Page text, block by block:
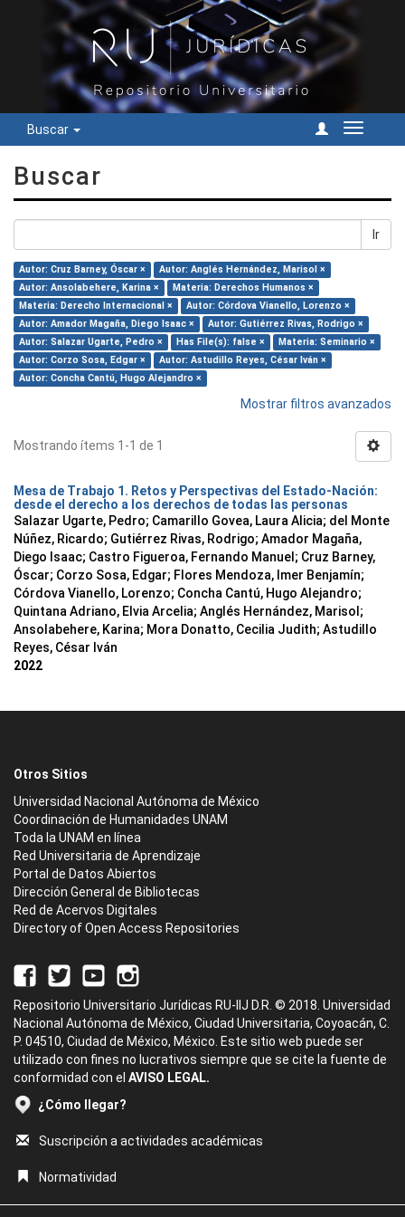
Buscar
Cambiar
Buscar
Ir
Autor: Cruz Barney, Óscar ×
Autor: Anglés Hernández, Marisol ×
Autor: Ansolabehere, Karina ×
Materia: Derechos Humanos ×
Materia: Derecho Internacional ×
Autor: Córdova Vianello, Lorenzo ×
Autor: Amador Magaña, Diego Isaac ×
Autor: Gutiérrez Rivas, Rodrigo ×
Autor: Salazar Ugarte, Pedro ×
Has File(s): false ×
Materia: Seminario ×
Autor: Corzo Sosa, Edgar ×
Autor: Astudillo Reyes, César Iván ×
Autor: Concha Cantú, Hugo Alejandro ×
Mostrar filtros avanzados
Mostrando ítems 1-1 de 1
Mesa de Trabajo 1. Retos y Perspectivas del Estado-Nación:
desde el derecho a los derechos de todas las personas
Salazar Ugarte, Pedro; Camarillo Govea, Laura Alicia; del Monte
Núñez, Ricardo; Gutiérrez Rivas, Rodrigo; Amador Magaña,
Diego Isaac; Castro Figueroa, Fernando Manuel ; Cruz Barney,
Óscar; Corzo Sosa, Edgar; Flores Mendoza, Imer Benjamín;
Córdova Vianello, Lorenzo; Concha Cantú, Hugo Alejandro;
Quintana Adriano, Elvia Arcelia; Anglés Hernández, Marisol ;
Ansolabehere, Karina; Mora Donatto, Cecilia Judith; Astudillo
Reyes, César Iván
2022
Otros Sitios
Universidad Nacional Autónoma de México
Coordinación de Humanidades UNAM
Toda la UNAM en línea
Red Universitaria de Aprendizaje
Portal de Datos Abiertos
Dirección General de Bibliotecas
Red de Acervos Digitales
Directory of Open Access Repositories
Repositorio Universitario Jurídicas RU-IIJ D.R. © 2018. Universidad
Nacional Autónoma de México, Ciudad Universitaria, Coyoacán, C.
P. 04510, Ciudad de México, México. Este sitio web puede ser
utilizado con fines no lucrativos siempre que se cite la fuente de
conformidad con el AVISO LEGAL.
¿Cómo llegar?
Suscripción a actividades académicas
Normatividad